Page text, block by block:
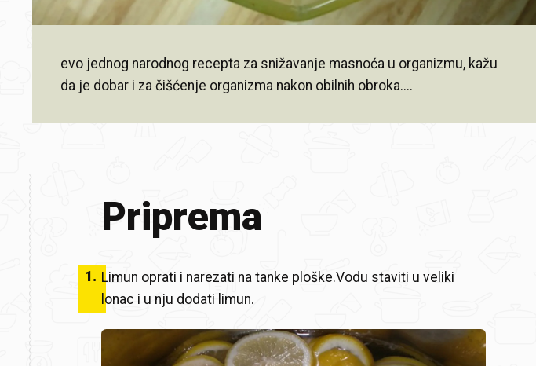
evo jednog narodnog recepta za snižavanje masnoća u organizmu, kažu
da je dobar i za čišćenje organizma nakon obilnih obroka....
Priprema
1. Limun oprati i narezati na tanke ploške.Vodu staviti u veliki
lonac i u nju dodati limun.